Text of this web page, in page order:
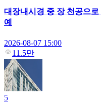
대장내시경 중 장 천공으
예
2026-08-07 15:00
11.5만
5